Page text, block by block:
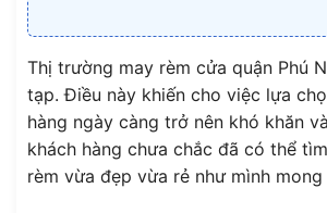
Thị trường may rèm cửa quận Phú
tạp. Điều này khiến cho việc lựa
hàng ngày càng trở nên khó khăn
khách hàng chưa chắc đã có thể
rèm vừa đẹp vừa rẻ như mình mong